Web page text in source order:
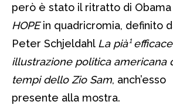
però è stato il ritratto di Obama
HOPEin quadricromia, definito
Peter Schjeldahl La pià¹ efficace
illustrazione politica americana
tempi dello Zio Sam, anch’esso
presente alla mostra.